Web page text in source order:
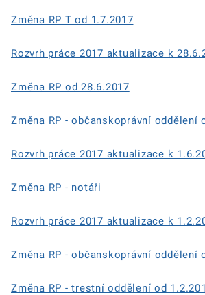
Změna RP T od 1.7.2017
Rozvrh práce 2017 aktualizace k
Změna RP od 28.6.2017
Změna RP - občanskoprávní oddělení
Rozvrh práce 2017 aktualizace k
Změna RP - notáři
Rozvrh práce 2017 aktualizace k
Změna RP - občanskoprávní oddělení
Změna RP - trestní oddělení od